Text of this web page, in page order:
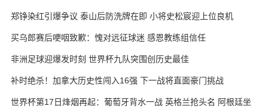
郑铮染红引爆争议 泰山后防洗牌在即 小将史松宸迎上位良机
买乌郎赛后哽咽致歉：愧对远征球迷 感恩教练组信任
非洲足球迎爆发时刻 世界杯九队突围创历史最佳
补时绝杀！加拿大历史性闯入16强 下一战将直面豪门挑战
世界杯第17日烽烟再起：葡萄牙背水一战 英格兰抢头名 阿根廷坐